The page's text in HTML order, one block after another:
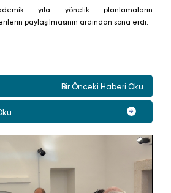
yıla yönelik planlamaların
paylaşılmasının ardından sona erdi.
Bir Önceki Haberi Oku